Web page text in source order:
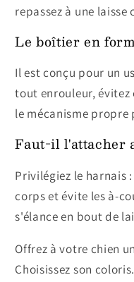
repassez à une
Le boîtier en
Il est conçu pour un
tout enrouleur, évitez
le mécanisme
Faut-il l'attacher
Privilégiez le
corps et évite les à-
s'élance en bout de
Offrez à votre chien
Choisissez son coloris.